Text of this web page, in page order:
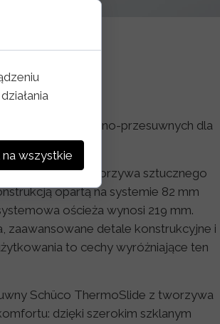
drzwi podnoszono-przesuwnych dla
z tworzywa sztucznego
opartą na systemie 82 mm
ościeża wynosi 219 mm.
zaawansowane detale konstrukcyjne i
to cechy wyróżniające ten
Schüco ThermoSlide z tworzywa
dzięki szerokim szklanym
wszystkie